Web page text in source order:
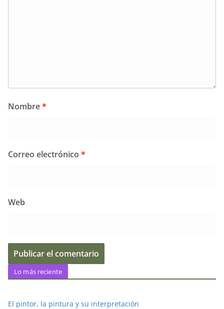
Nombre*
Correo electrónico *
Web
Lo más reciente
El pintor, la pintura y su interpretación